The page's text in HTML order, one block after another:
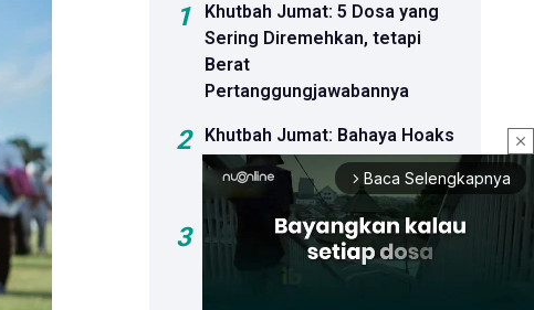
close
arrow_forward_ios Baca Selengkapnya
1
Khutbah Jumat: 5 Dosa yang
Sering Diremehkan, tetapi
Berat
Pertanggungjawabannya
2
Khutbah Jumat: Bahaya Hoaks
dan Dosa Menyebar Informasi
Palsu
3
Sejumlah Bakal Calon Ketua
Umum PBNU Hadiri
Peluncuran Buku Kiai Ma'ruf